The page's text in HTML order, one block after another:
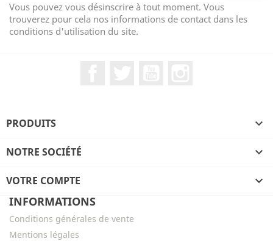
Vous pouvez vous désinscrire à tout moment. Vous
trouverez pour cela nos informations de contact dans les
conditions d'utilisation du site.
PRODUITS 
NOTRE SOCIÉTÉ 
VOTRE COMPTE

INFORMATIONS
Conditions générales de vente
Mentions légales